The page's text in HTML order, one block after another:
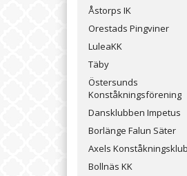
Åstorps IK
Orestads Pingviner
LuleaKK
Täby
Östersunds
Konståkningsförening
Dansklubben Impetus
Borlänge Falun Säter
Axels
Bollnäs KK